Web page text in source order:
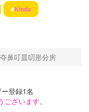
#Kinda
鼻叮皿叨形分房
登録1名
ざいます。